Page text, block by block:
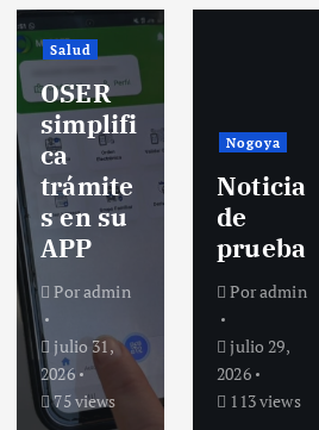
Salud
OSER
simplifi
ca
trámite
s en su
APP
Poradmin
julio 31,
2026
75 views
Nogoya
Noticia
de
prueba
Poradmin
julio 29,
2026
113 views